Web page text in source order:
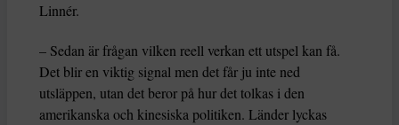
Linnér.
– Sedan är frågan vilken reell verkan ett utspel kan få.
Det blir en viktig signal men det får ju inte ned
utsläppen, utan det beror på hur det tolkas i den
amerikanska och kinesiska politiken. Länder lyckas